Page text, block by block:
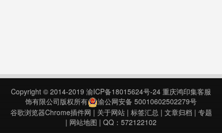
Copyright © 2014-2019 渝ICP备18015624号-24 重庆鸿印集客服
饰有限公司版权所有
渝公网安备 50010602502279号
谷歌浏览器Chrome插件网 | 关于网站| 标签汇总| 文章归档 | 专题
| 网站地图 | QQ：572122102